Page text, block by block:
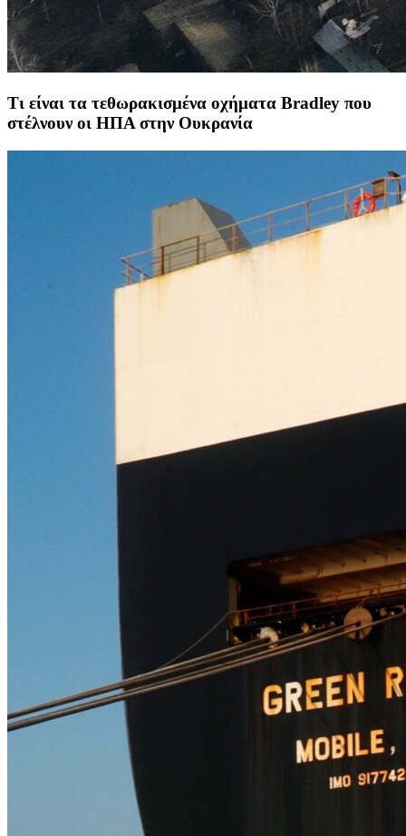
Τι είναι τα τεθωρακισμένα οχήματα Bradley που
στέλνουν οι ΗΠΑ στην Ουκρανία